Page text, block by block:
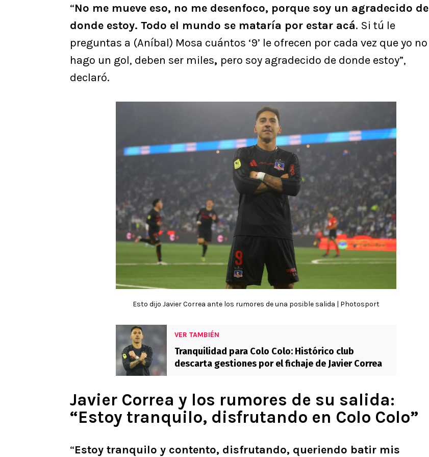
“No me mueve eso, no me desenfoco, porque soy un agradecido de
donde estoy. Todo el mundo se mataría por estar acá. Si tú le
preguntas a (Aníbal) Mosa cuántos ‘9’ le ofrecen por cada vez que yo no
hago un gol, deben ser miles, pero soy agradecido de donde estoy”,
declaró.
Esto dijo Javier Correa ante los rumores de una posible salida | Photosport
VER TAMBIÉN
Tranquilidad para Colo Colo: Histórico club
descarta gestiones por el fichaje de Javier Correa
Javier Correa y los rumores de su salida:
“Estoy tranquilo, disfrutando en Colo Colo”
“Estoy tranquilo y contento, disfrutando, queriendo batir mis